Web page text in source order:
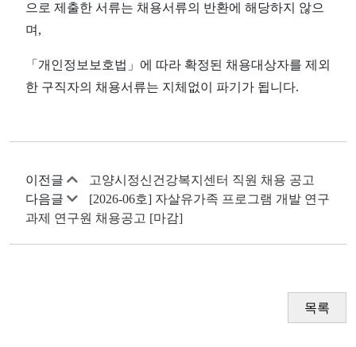
으로 제출한 서류는 채용서류의 반환에 해당하지 않으
며 ,
「 개인정보보호법 」 에 따라 확정된 채용대상자를 제외
한 구직자의 채용서류는 지체없이 파기가 됩니다.
이전글
고양시정신건강복지센터 직원 채용 공고
다음글
[2026-06호] 자살유가족 프로그램 개발 연구
과제 연구원 채용공고 [마감]
목록